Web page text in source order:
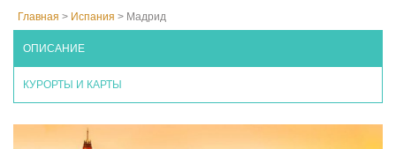
Главная > Испания > Мадрид
ОПИСАНИЕ
КУРОРТЫ И КАРТЫ